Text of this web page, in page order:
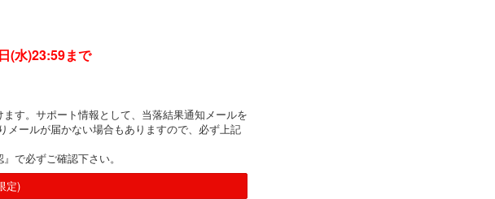
(水)23:59まで
す。サポート情報として、当落結果通知メールを
メールが届かない場合もありますので、必ず上記
で必ずご確認下さい。
定)